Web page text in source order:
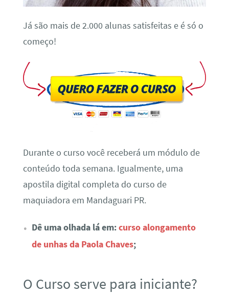
Já são mais de 2.000 alunas satisfeitas e é só o
começo!
Durante o curso você receberá um módulo de
conteúdo toda semana. Igualmente, uma
apostila digital completa do curso de
maquiadora em Mandaguari PR.
Dê uma olhada lá em:curso alongamento
de unhas da Paola Chaves;
O Curso serve para iniciante?